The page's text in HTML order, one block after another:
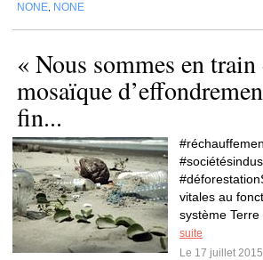
NONE NONE
« Nous sommes en
mosaïque
fin...
vitales au
système Terre
suite
Le 17 juillet